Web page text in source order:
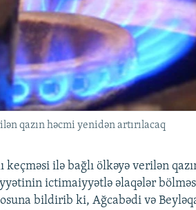
qazın həcmi yenidən artırılacaq
keçməsi ilə bağlı ölkəyə verilən
ictimaiyyətlə əlaqələr
bildirib ki, Ağcabədi və